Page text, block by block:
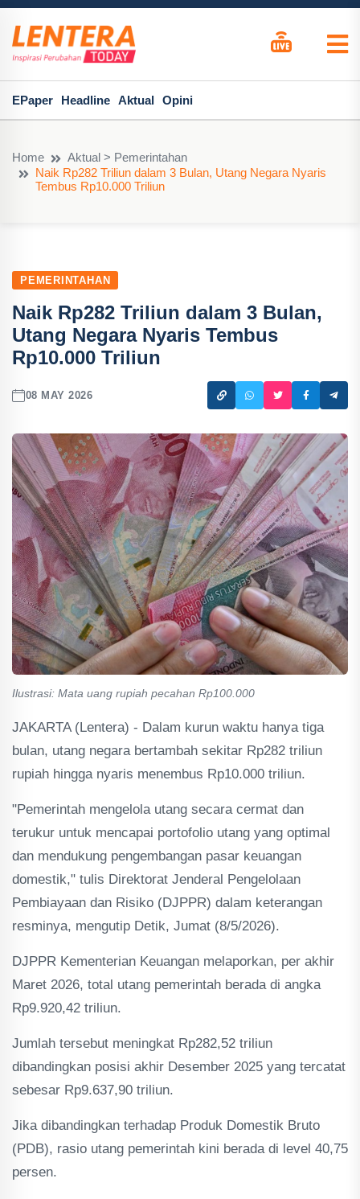
EPaper Headline Aktual Opini
Home
Aktual > Pemerintahan
Naik Rp282 Triliun dalam 3 Bulan, Utang Negara Nyaris
Tembus Rp10.000 Triliun
PEMERINTAHAN
Naik Rp282 Triliun dalam 3 Bulan,
Utang Negara Nyaris Tembus
Rp10.000 Triliun
08 MAY 2026
Ilustrasi: Mata uang rupiah pecahan Rp100.000
JAKARTA (Lentera) - Dalam kurun waktu hanya tiga
bulan, utang negara bertambah sekitar Rp282 triliun
rupiah hingga nyaris menembus Rp10.000 triliun.
"Pemerintah mengelola utang secara cermat dan
terukur untuk mencapai portofolio utang yang optimal
dan mendukung pengembangan pasar keuangan
domestik," tulis Direktorat Jenderal Pengelolaan
Pembiayaan dan Risiko (DJPPR) dalam keterangan
resminya, mengutip Detik, Jumat (8/5/2026).
DJPPR Kementerian Keuangan melaporkan, per akhir
Maret 2026, total utang pemerintah berada di angka
Rp9.920,42 triliun.
Jumlah tersebut meningkat Rp282,52 triliun
dibandingkan posisi akhir Desember 2025 yang tercatat
sebesar Rp9.637,90 triliun.
Jika dibandingkan terhadap Produk Domestik Bruto
(PDB), rasio utang pemerintah kini berada di level 40,75
persen.